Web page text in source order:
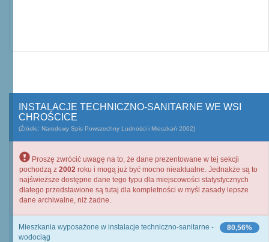
INSTALACJE TECHNICZNO-SANITARNE WE WSI
CHROŚCICE
(Źródło: Narodowy Spis Powszechny Ludności i Mieszkań 2002)
Proszę zwrócić uwagę na to, że dane prezentowane w tej sekcji
pochodzą z 2002 roku i mogą już być mocno nieaktualne. Jednakże są to
najświeższe dostępne dane tego typu dla miejscowości statystycznych
dlatego przedstawione są tutaj dla kompletności w myśl zasady lepsze
dane archiwalne, niż żadne.
80,56%
Mieszkania wyposażone w instalacje techniczno-sanitarne -
wodociąg